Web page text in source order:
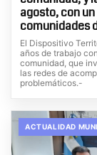
agosto, con
comunidades
El Dispositivo
años de trabajo
comunidad, que
las redes de
problemáticos.-
ACTUALIDAD